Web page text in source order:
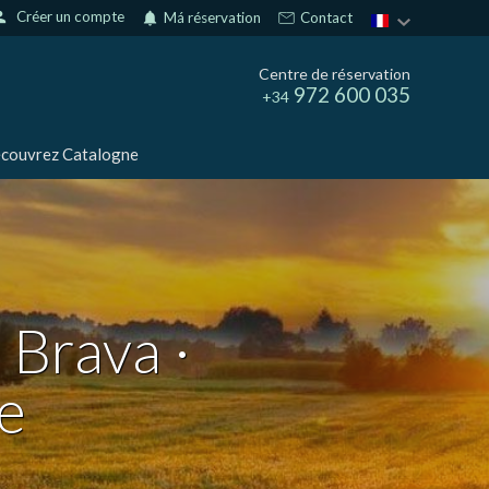
Créer un compte notifications Má réservation Contact
Centre de réservation
+34 972 600 035
Catalogne
·
actif